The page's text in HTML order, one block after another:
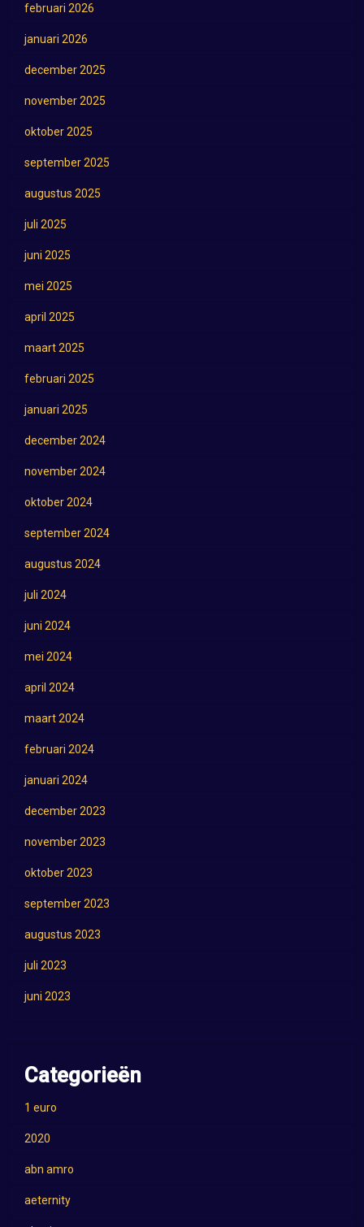
februari 2026
januari 2026
december 2025
november 2025
oktober 2025
september 2025
augustus 2025
juli 2025
juni 2025
mei 2025
april 2025
maart 2025
februari 2025
januari 2025
december 2024
november 2024
oktober 2024
september 2024
augustus 2024
juli 2024
juni 2024
mei 2024
april 2024
maart 2024
februari 2024
januari 2024
december 2023
november 2023
oktober 2023
september 2023
augustus 2023
juli 2023
juni 2023
Categorieën
1 euro
2020
abn amro
aeternity